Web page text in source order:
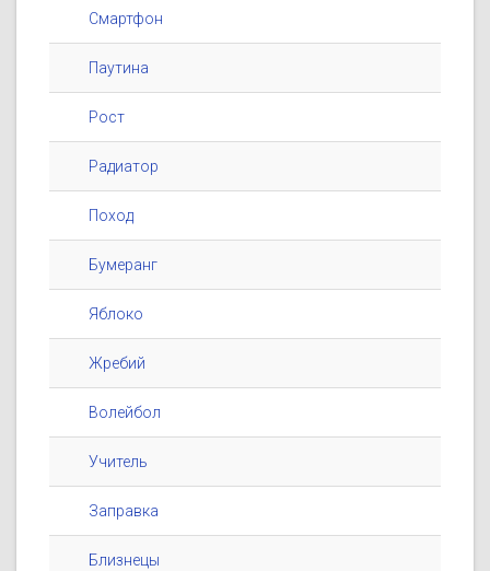
Смартфон
Паутина
Рост
Радиатор
Поход
Бумеранг
Яблоко
Жребий
Волейбол
Учитель
Заправка
Близнецы